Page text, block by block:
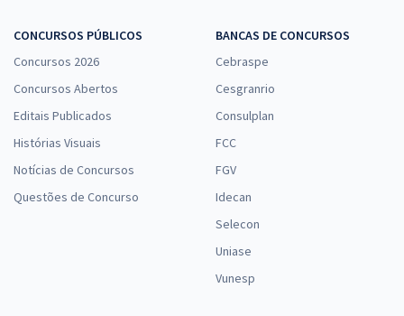
CONCURSOS PÚBLICOS
Concursos 2026
Concursos Abertos
Editais Publicados
Histórias Visuais
Notícias de Concursos
Questões de Concurso
BANCAS DE CONCURSOS
Cebraspe
Cesgranrio
Consulplan
FCC
FGV
Idecan
Selecon
Uniase
Vunesp